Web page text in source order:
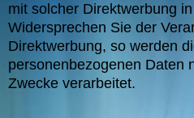
mit solcher Direktwerbung
Widersprechen Sie der
Direktwerbung, so werden
personenbezogenen Daten
Zwecke verarbeitet.